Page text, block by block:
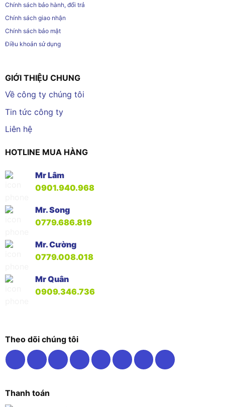
Chính sách bảo hành, đổi trả
Chính sách giao nhận
Chính sách bảo mật
Điều khoản sử dụng
GIỚI THIỆU CHUNG
Về công ty chúng tôi
Tin tức công ty
Liên hệ
HOTLINE MUA HÀNG
Mr Lâm
0901.940.968
Mr. Song
0779.686.819
Mr. Cường
0779.008.018
Mr Quân
0909.346.736
Theo dõi chúng tôi
Thanh toán